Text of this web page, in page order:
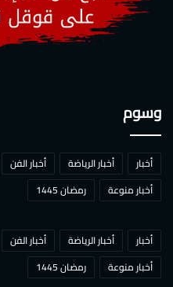
وسوم
أخبار أخبار الرياضة أخبار الفن
أخبار منوعة
رمضان 1445
أخبار أخبار الرياضة أخبار الفن
أخبار منوعة
رمضان 1445